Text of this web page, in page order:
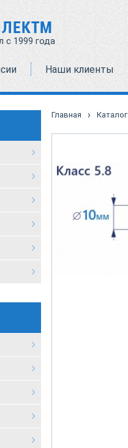
с 1999 года
Наши клиенты
Главная › Каталог